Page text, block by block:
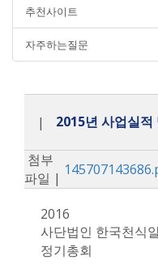
추천사이트
자주하는질문
| 2015년 사업실적
첨부
파일 |
2016
사단법인 한국천식
정기총회